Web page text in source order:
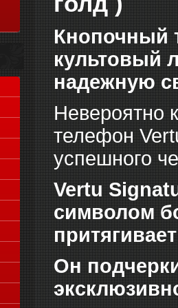
Кнопочный
культовый
надежную
Невероятно
телефон
успешного
Vertu
символом
Он